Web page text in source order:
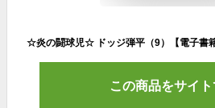
☆炎の闘球児☆ ドッジ弾平（9）【電子書
この商品をサイ